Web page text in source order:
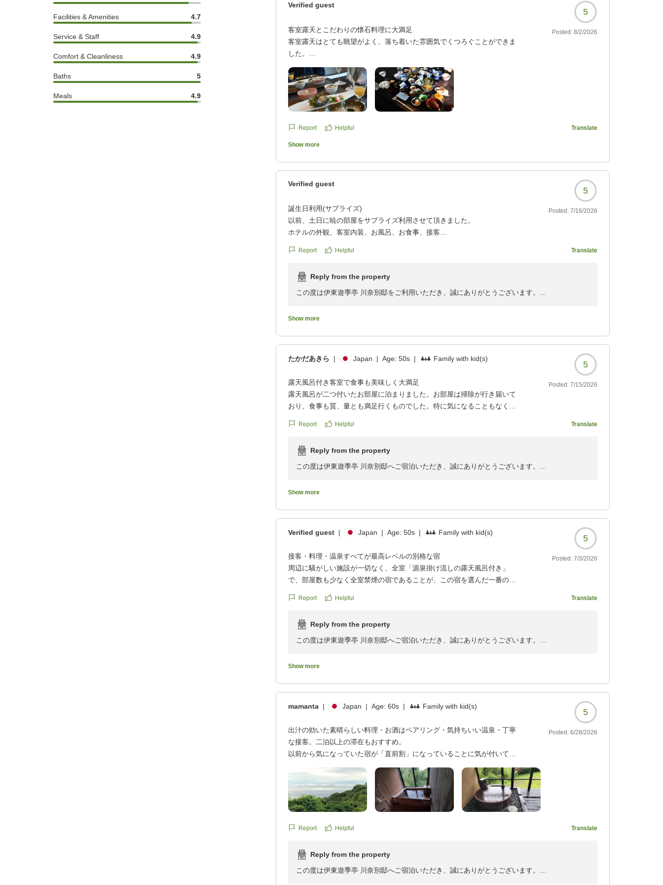
Facilities & Amenities 4.7
Service & Staff 4.9
Comfort & Cleanliness 4.9
Baths 5
Meals 4.9
Verified guest
5
客室露天とこだわりの懐石料理に大満足
客室露天はとても眺望がよく、落ち着いた雰囲気でくつろぐことができま
した。
す。
全5室ということもあり、サービスが丁寧に行き届いている印象がありまし
た。
川名駅からのタクシーの無料送迎サービスも良かったです。またきます。
他の画像やクチコミの詳細はこちらから
reviewId=33123478320431
Posted: 8/2/2026
Report Helpful Translate
Show more
Verified guest
5
誕生日利用(サプライズ)
以前、土日に暁の部屋をサプライズ利用させて頂きました。
ホテルの外観、客室内装、お風呂、お食事、接客
立地も少し奥まったところにありそれも良かったです。
お風呂は室内に3箇所の内風呂、露天風呂、庭園風呂
客室内は和モダンでかなり落ち着く雰囲気
様々な旅館に泊まって来ましたが1番良かったと言っても過言ではないほど
また利用させて頂きたいと思います。
他の画像やクチコミの詳細はこちらから
https://review.travel.rakuten.co.jp/hotel/voice/139821?
Posted: 7/16/2026
Report Helpful Translate
Reply from the property
この度は伊東遊季亭 川奈別邸をご利用いただき、誠にありがとうございます。
数あるお宿の中から、大切なお誕生日のお祝いに当館をお選びいただけましたこと、大変光栄
館内や客室、温泉、お食事、そしてスタッフの対応に至るまでご満足いただき、「最高の宿」
また、全5室ならではの静かな環境やおもてなし、客室の設え、温泉、お食事につきましても
お楽しみいただけたご様子に、何より安堵しております。
の励みでございます。
これからも、お越しいただくたびに心に残るご滞在をご提供できますよう、より一層精進して
まいります。
またのお越しを心よりお待ち申し上げております。
伊東遊季亭 川奈別邸
Show more
たかだあきら | Japan | Age:50s | Family with kid(s)
5
露天風呂付き客室で食事も美味しく大満足
露天風呂が二つ付いたお部屋に泊まりました。お部屋は掃除が行き届いて
おり、食事も質、量とも満足行くものでした。特に気になることもなく、
クチコミの詳細はこちらから
reviewId=33123478116116
Posted: 7/15/2026
Report Helpful Translate
Reply from the property
この度は伊東遊季亭 川奈別邸へご宿泊いただき、誠にありがとうございます。
また、清掃やお食事の内容につきましてもお褒めのお言葉を賜り、スタッフ一同の大きな励み
ご滞在中はご不便なく、ゆっくりとお寛ぎいただけたご様子に、何より安堵しております。
これからも皆様に心地よいひとときをお過ごしいただける宿でありますよう、より一層努めて
まいります。
またのお越しを心よりお待ち申し上げております。
支配人 島 悠輔
Show more
Verified guest | Japan | Age:50s | Family with kid(s)
5
接客・料理・温泉すべてが最高レベルの別格な宿
周辺に騒がしい施設が一切なく、全室「源泉掛け流しの露天風呂付き」
で、部屋数も少なく全室禁煙の宿であることが、この宿を選んだ一番の理
ました。
が行き届いており、歴史を感じられる建物でありながら、高品質で快適な
大限に引き立てる芸術作品とも言えるレベルです。朝食も夕食に劣らずレ
滞在中にいつでも入浴ができる源泉かけ流し「ナトリウム・カルシウム塩
化物泉」は、なによりも体の芯からとても温まる、素晴らしい泉質の温泉
住宅地の奥まった高台のさらに奥に構える宿の周辺には、スーパーやコン
ビニなどは一切なく、安易に買い物ができる環境ではありませんでした
必要はありませんでした。
何も用意しなくても、そのまま宿泊ができる最高レベルの宿。今までは最
っていましたが、そんなことは全く必要なく、極上で寛げる宿でした。
Posted: 7/3/2026
Report Helpful Translate
Reply from the property
この度は伊東遊季亭 川奈別邸へご宿泊いただき、誠にありがとうございます。
また、ご両親様にもお喜びいただけたとのこと、スタッフ一同大変嬉しく拝読いたしました。
当館の静かな環境や源泉かけ流しの温泉、創作京懐石のお料理、客室の設えや設備、おもてな
しに至るまで細やかにご覧いただき、数々のお褒めのお言葉を賜りましたこと、心より感謝申
し上げます。
お料理へのお言葉は料理長をはじめ調理スタッフにとりましても何よりの励みであり、サービ
スへのお言葉もスタッフ一同の大きな支えとなります。
一方で、シャワーのお湯につきましては、ご不便をお掛けし申し訳ございませんでした。
貴重なご意見としてお預かりし、今後の設備管理・改善の参考とさせていただきます。
「今後一番リピートしたい宿」とのお言葉を励みに、これからも皆様に心からお寛ぎいただけ
またのお越しを心よりお待ち申し上げております。
Show more
mamanta | Japan | Age:60s | Family with kid(s)
5
出汁の効いた素晴らしい料理・お酒はペアリング・気持ちいい温泉・丁寧
な接客。二泊以上の滞在もおすすめ。
以前から気になっていた宿が「直前割」になっていることに気が付いて予
住宅地を通って(狭いところもあるので幅広の車はすれ違いに注意が必
要)、その奥まった所に位置する宿でした。宿の前が駐車場で、到着すると
すぐに(雨の中)案内の方が来てくれました。部屋でチェックインとお茶の
サービスがあり、食事時間・翌日の出発予定・部屋の掃除等の打ち合わせ
をして滞在の始まりです。
とも名前入りの「献立表」は、特別感があって嬉しかったです。夕食も朝
食も品数の割に量は(60代後半の夫婦には)「ちょっと多い」くらいでし
た。
Posted: 6/28/2026
Report Helpful Translate
Reply from the property
この度は伊東遊季亭 川奈別邸へご宿泊いただき、誠にありがとうございます。